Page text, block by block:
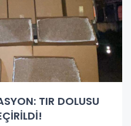
TIR DOLUSU